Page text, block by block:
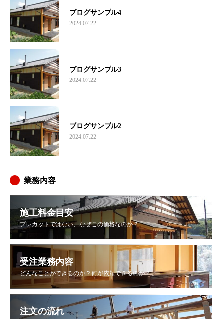
ブログサンプル4
2024.07.22
ブログサンプル3
2024.07.22
ブログサンプル2
2024.07.22
業務内容
施工料金目安
プレカットではない、なぜこの価格なのか？
受注業務内容
どんなことができるのか？何が依頼できるのか？
注文の流れ